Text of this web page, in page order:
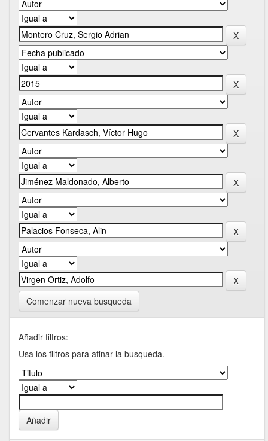
Comenzar nueva busqueda
Añadir filtros:
Usa los filtros para afinar la busqueda.